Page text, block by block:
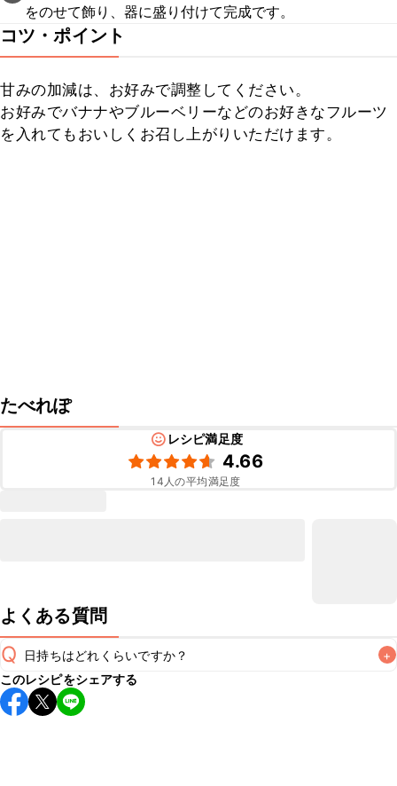
をのせて飾り、器に盛り付けて完成です。
コツ・ポイント
甘みの加減は、お好みで調整してください。
お好みでバナナやブルーベリーなどのお好きなフルーツ
を入れてもおいしくお召し上がりいただけます。
たべれぽ
レシピ満足度
4.66
14 人の平均満足度
よくある質問
Q 日持ちはどれくらいですか？ +
保存期間は冷蔵で当日中が目安です。なるべくお早めにお召
し上がりください。
このレシピをシェアする